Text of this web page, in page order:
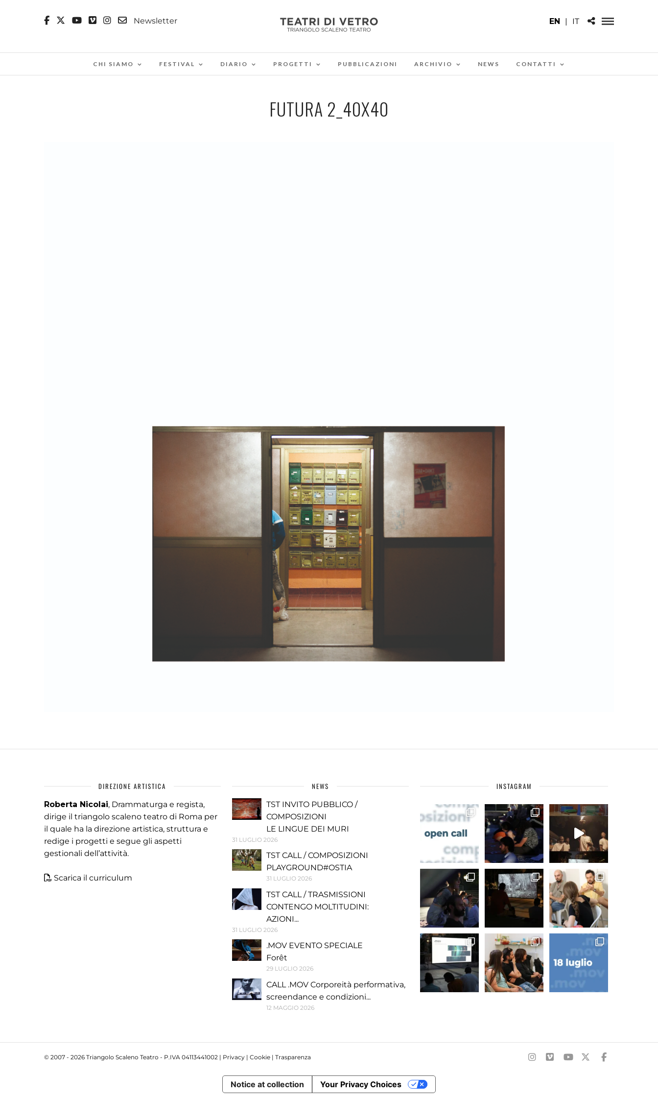
Newsletter EN | IT
CHI SIAMO FESTIVAL DIARIO PROGETTI PUBBLICAZIONI ARCHIVIO NEWS CONTATTI
FUTURA 2_40X40
DIREZIONE ARTISTICA
Roberta Nicolai, Drammaturga e regista,
dirige il triangolo scaleno teatro di Roma per
il quale ha la direzione artistica, struttura e
redige i progetti e segue gli aspetti
gestionali dell’attività.
Scarica il curriculum
NEWS
TST INVITO PUBBLICO /
COMPOSIZIONI
LE LINGUE DEI MURI
31 LUGLIO 2026
TST CALL / COMPOSIZIONI
PLAYGROUND#OSTIA
31 LUGLIO 2026
TST CALL / TRASMISSIONI
CONTENGO MOLTITUDINI:
AZIONI...
31 LUGLIO 2026
.MOV EVENTO SPECIALE
Forêt
29 LUGLIO 2026
CALL .MOV Corporeità performativa,
screendance e condizioni...
12 MAGGIO 2026
INSTAGRAM
© 2007 - 2026 Triangolo Scaleno Teatro - P.IVA 04113441002 | Privacy | Cookie | Trasparenza
Notice at collection Your Privacy Choices